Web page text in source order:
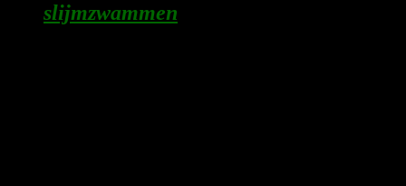
slijmzwammen